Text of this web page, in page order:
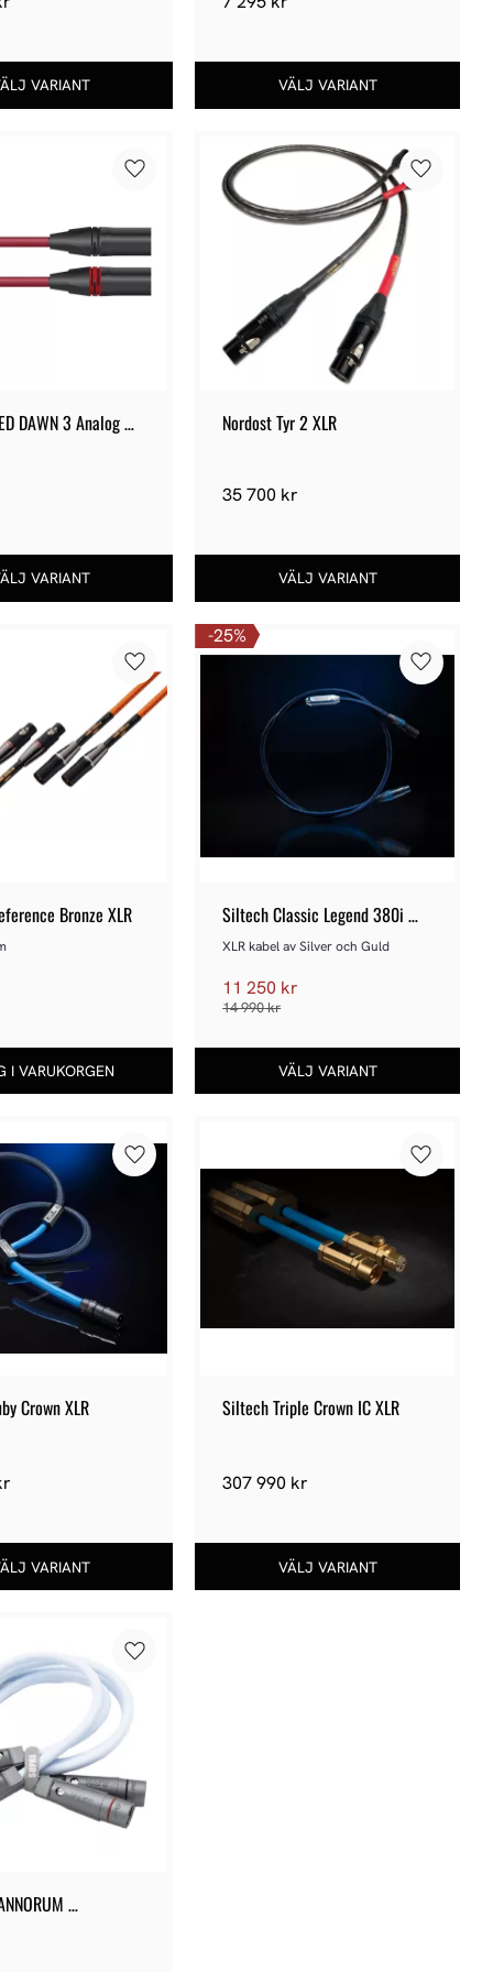
DAWN 3 Analog
Lägg till i favoriter
Nordost Tyr 2 XLR
35 700 kr
Lägg till
Bronze XLR
Lägg till i favoriter
Siltech Classic Legend 380i
XLR
XLR kabel av Silver och Guld
11 250 kr
14 990kr
25%
Lägg till
Crown XLR
Lägg till i favoriter
Siltech Triple Crown IC XLR
307 990 kr
Lägg till
Lägg till i favoriter